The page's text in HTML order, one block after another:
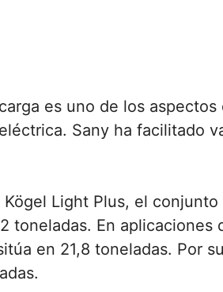
es uno de los
Sany ha facilitado
Light Plus, el
toneladas. En
en 21,8 toneladas. Por